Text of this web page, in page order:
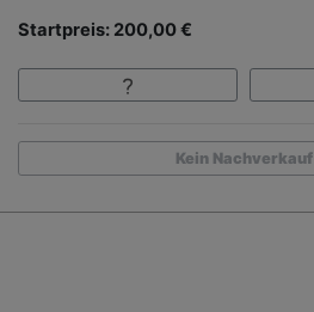
Startpreis: 200,00 €
Kein Nachverkauf